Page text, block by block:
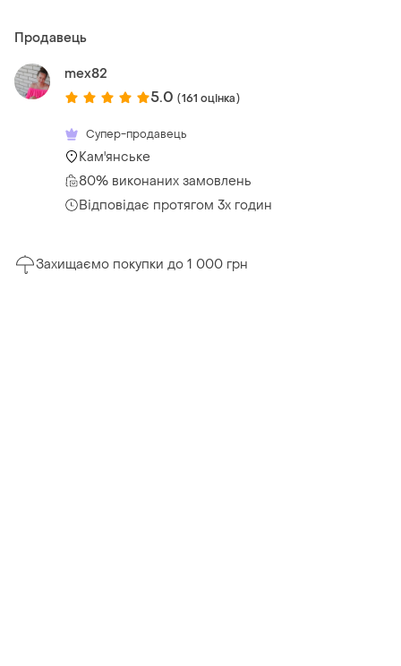
Продавець
mex82
5.0 (161 оцінка)
Супер-продавець
Кам'янське
80% виконаних замовлень
Відповідає протягом 3х годин
Захищаємо покупки до 1 000 грн